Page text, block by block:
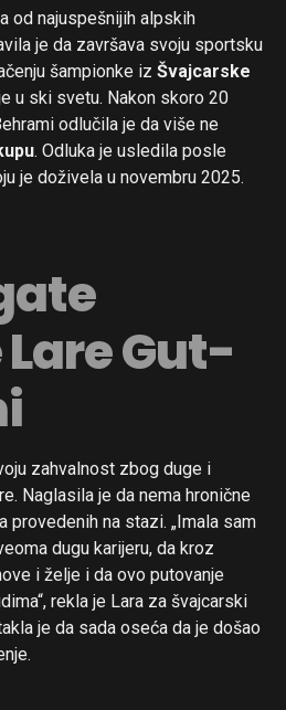
od najuspešnijih alpskih
je da završava svoju sportsku
šampionke iz Švajcarske
u ski svetu. Nakon skoro 20
odlučila je da više ne
. Odluka je usledila posle
je doživela u novembru 2025.
Gut-
zahvalnost zbog duge i
Naglasila je da nema hronične
provedenih na stazi. „Imala sam
dugu karijeru, da kroz
i želje i da ovo putovanje
rekla je Lara za švajcarski
je da sada oseća da je došao